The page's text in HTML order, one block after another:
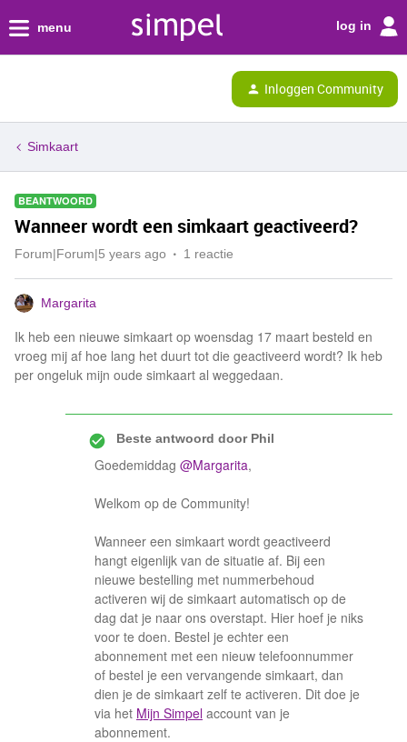
menu log in
Inloggen Community
Simkaart
BEANTWOORD
Wanneer wordt een simkaart geactiveerd?
Forum|Forum|5 years ago 1 reactie
Margarita
Ik heb een nieuwe simkaart op woensdag 17 maart besteld en
vroeg mij af hoe lang het duurt tot die geactiveerd wordt? Ik heb
per ongeluk mijn oude simkaart al weggedaan.
Beste antwoord doorPhil
Goedemiddag @Margarita,
Welkom op de Community!
Wanneer een simkaart wordt geactiveerd
hangt eigenlijk van de situatie af. Bij een
nieuwe bestelling met nummerbehoud
activeren wij de simkaart automatisch op de
dag dat je naar ons overstapt. Hier hoef je niks
voor te doen. Bestel je echter een
abonnement met een nieuw telefoonnummer
of bestel je een vervangende simkaart, dan
dien je de simkaart zelf te activeren. Dit doe je
via het Mijn Simpel account van je
abonnement.